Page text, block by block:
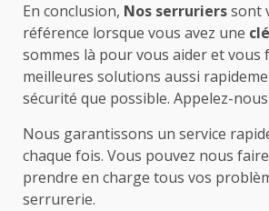
En conclusion, Nos serrurierssont
référence lorsque vous avez une
sommes là pour vous aider et vous
meilleures solutions aussi
sécurité que possible. Appelez-
Nous garantissons un service
chaque fois. Vous pouvez nous
prendre en charge tous vos
serrurerie.